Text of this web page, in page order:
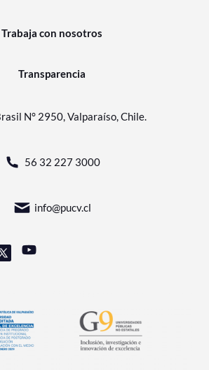
Trabaja con nosotros
Transparencia
N° 2950, Valparaíso, Chile.
56 32 227 3000
info@pucv.cl